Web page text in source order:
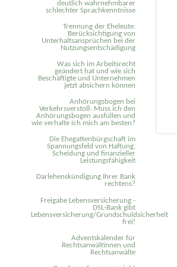
deutlich wahrnehmbarer
schlechter Sprachkenntnisse
Trennung der Eheleute:
Berücksichtigung von
Unterhaltsansprüchen bei der
Nutzungsentschädigung
Was sich im Arbeitsrecht
geändert hat und wie sich
Beschäftigte und Unternehmen
jetzt absichern können
Anhörungsbogen bei
Verkehrsverstoß: Muss ich den
Anhörungsbogen ausfüllen und
wie verhalte ich mich am besten?
Die Ehegattenbürgschaft im
Spannungsfeld von Haftung,
Scheidung und finanzieller
Leistungsfähigkeit
Darlehenskündigung Ihrer Bank
rechtens?
Freigabe Lebensversicherung -
DSL-Bank gibt
Lebensversicherung/Grundschuldsicherheit
frei!
Adventskalender für
Rechtsanwältinnen und
Rechtsanwälte